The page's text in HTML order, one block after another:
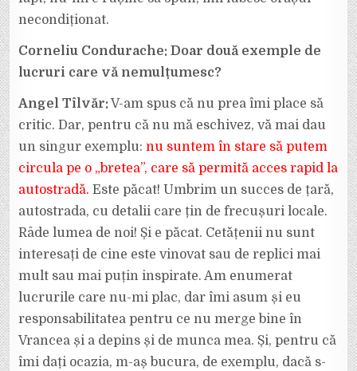
necondiționat.
Corneliu Condurache: Doar două exemple de
lucruri care vă nemulțumesc?
Angel Tîlvăr:V-am spus că nu prea îmi place să
critic. Dar, pentru că nu mă eschivez, vă mai dau
un singur exemplu:nu suntem în stare să putem
circula pe o „bretea”, care să permită acces rapid la
autostradă. Este păcat! Umbrim un succes de țară,
autostrada, cu detalii care țin de frecușuri locale.
Râde lumea de noi! Și e păcat. Cetățenii nu sunt
interesați de cine este vinovat sau de replici mai
mult sau mai puțin inspirate. Am enumerat
lucrurile care nu-mi plac, dar îmi asum și eu
responsabilitatea pentru ce nu merge bine în
Vrancea și a depins și de munca mea. Și, pentru că
îmi dați ocazia, m-aș bucura, de exemplu, dacă s-